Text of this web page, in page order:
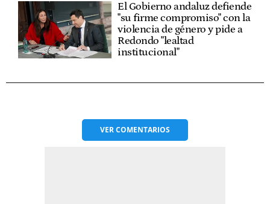
El Gobierno andaluz defiende
"su firme compromiso" con la
violencia de género y pide a
Redondo "lealtad
institucional"
VERCOMENTARIOS